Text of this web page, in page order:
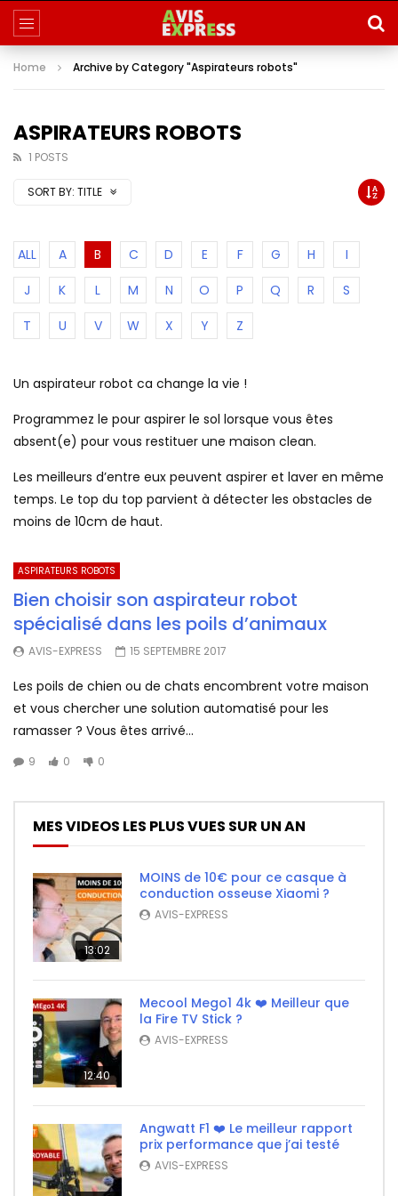
Home Archive by Category "Aspirateurs robots"
ASPIRATEURS ROBOTS
1 POSTS
SORT BY: TITLE
ALL A B C D E F G H
I
J
K L M N O P Q R
S
T
U V W X Y Z
Un aspirateur robot ca change la vie !
Programmez le pour aspirer le sol lorsque vous êtes
absent(e) pour vous restituer une maison clean.
Les meilleurs d’entre eux peuvent aspirer et laver en même
temps. Le top du top parvient à détecter les obstacles de
moins de 10cm de haut.
ASPIRATEURS ROBOTS
Bien choisir son aspirateur robot
spécialisé dans les poils d’animaux
AVIS-EXPRESS 15 SEPTEMBRE 2017
Les poils de chien ou de chats encombrent votre maison
et vous chercher une solution automatisé pour les
ramasser ? Vous êtes arrivé...
9 0 0
MES VIDEOS LES PLUS VUES SUR UN AN
13:02
MOINS de 10€ pour ce casque à
conduction osseuse Xiaomi ?
AVIS-EXPRESS
12:40
Mecool Mego1 4k ❤️ Meilleur que
la Fire TV Stick ?
AVIS-EXPRESS
Angwatt F1 ❤️ Le meilleur rapport
prix performance que j’ai testé
AVIS-EXPRESS